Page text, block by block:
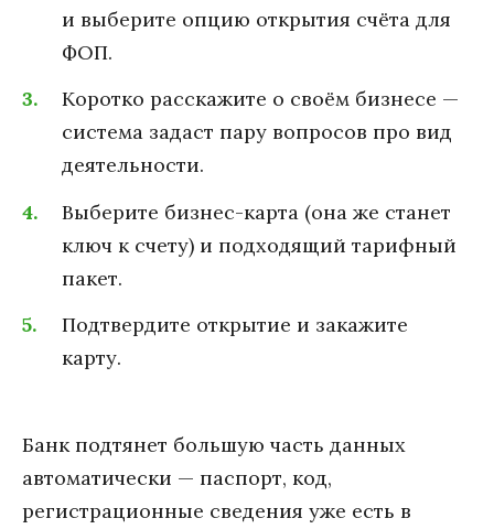
и выберите опцию открытия счёта для
ФОП.
Коротко расскажите о своём бизнесе —
система задаст пару вопросов про вид
деятельности.
Выберите бизнес-карта (она же станет
ключ к счету) и подходящий тарифный
пакет.
Подтвердите открытие и закажите
карту.
Банк подтянет большую часть данных
автоматически — паспорт, код,
регистрационные сведения уже есть в